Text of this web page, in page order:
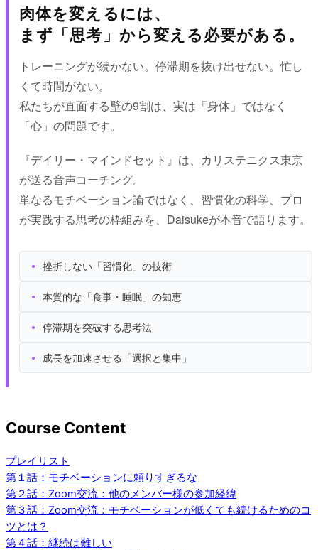
肉体を変えるには、
まず「思考」から変える必要がある。
トレーニングが続かない。停滞期を抜け出せない。忙し
くて時間がない。
私たちが直面する壁の9割は、実は「身体」ではなく
「心」の問題です。
『デイリー・マインドセット』は、カリステニクス東京
が送る音声コーチング。
単なるモチベーション論ではなく、習慣化の科学、プロ
が実践する思考の枠組みを、Daisukeが本音で語ります。
挫折しない「習慣化」の技術
本質的な「食事・睡眠」の知恵
停滞期を突破する思考法
成長を加速させる「選択と集中」
Course Content
プレイリスト
第１話：モチベーションに頼りすぎるな
第２話：Zoom交流：他のメンバー様の参加経緯
第３話：Zoom交流：モチベーションが低くても続けるためのコ
ツとは？
第４話：継続は難しい